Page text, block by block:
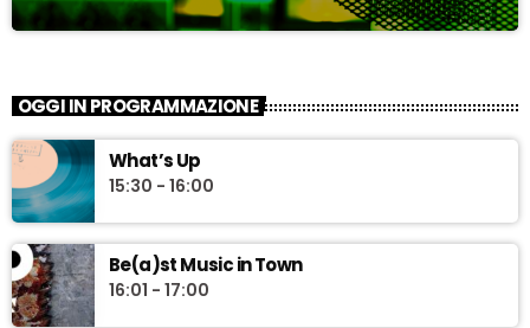
OGGI IN PROGRAMMAZIONE
What’s Up
15:30 - 16:00
Be(a)st Music in Town
16:01 - 17:00